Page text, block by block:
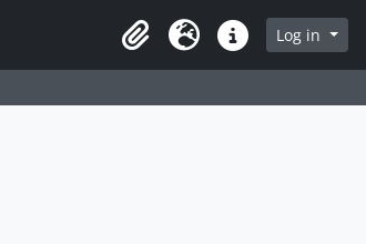
ClipboardLanguageQuick linksLog in